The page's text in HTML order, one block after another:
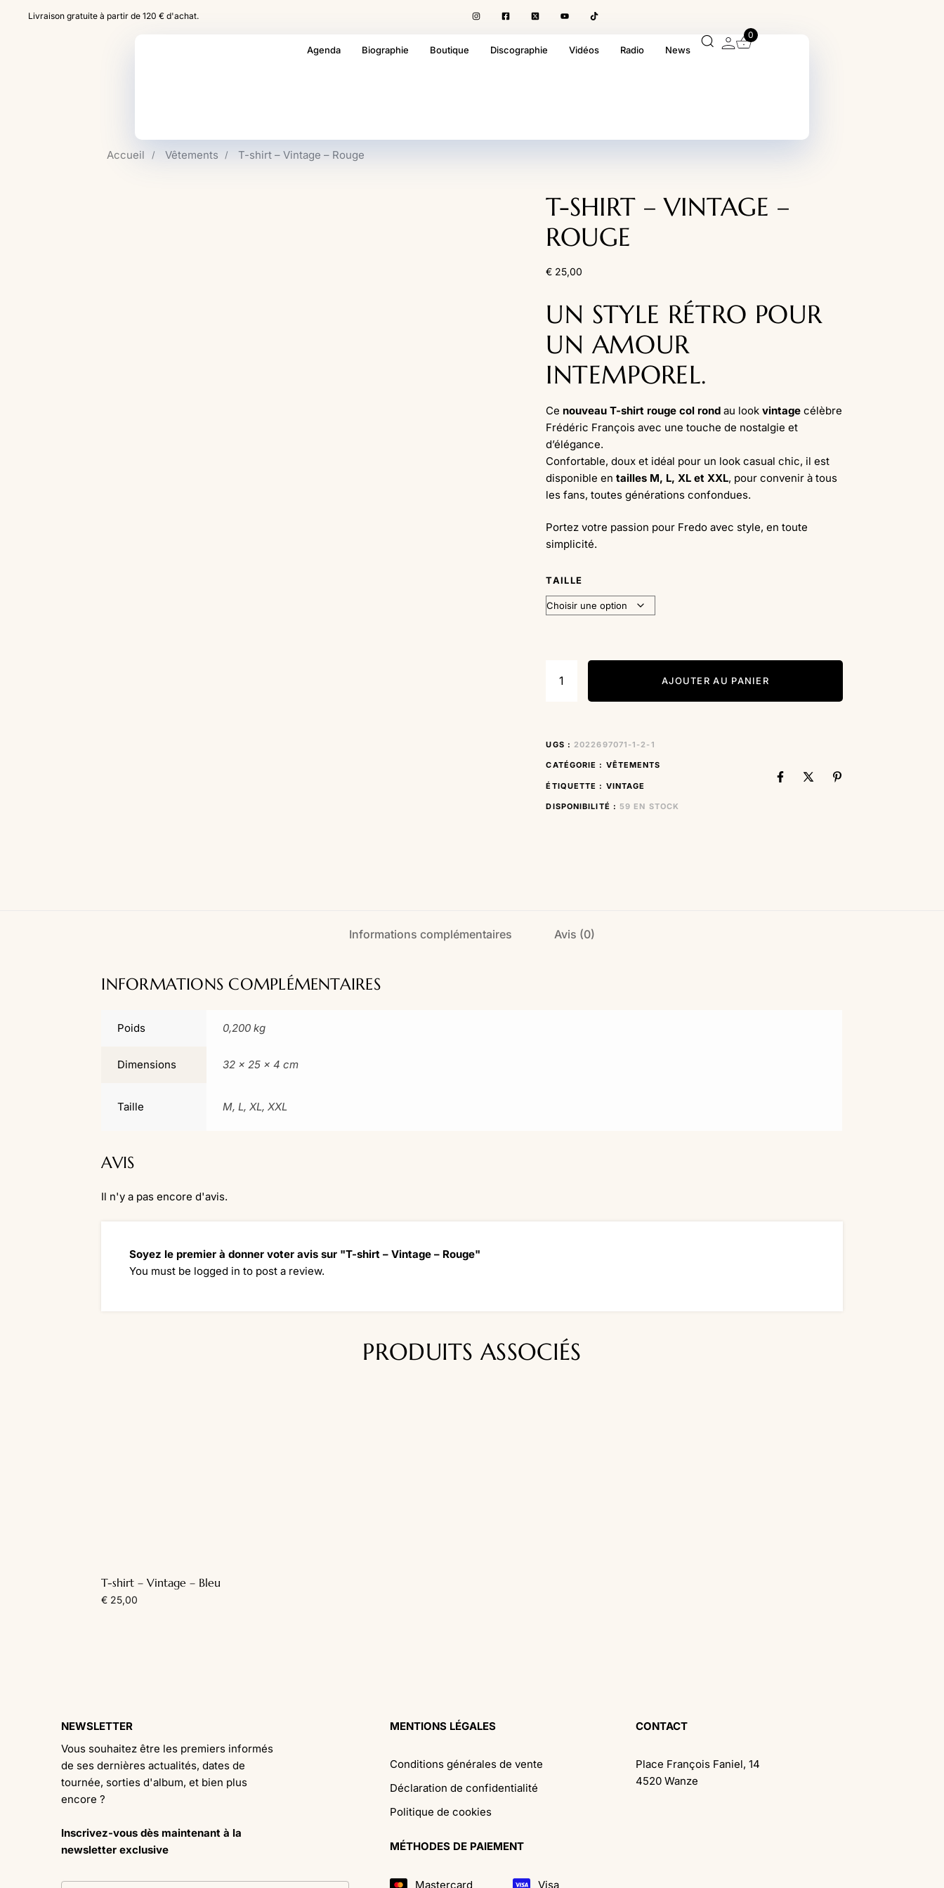
Livraison gratuite à partir de 120 € d'achat.
Agenda Biographie Boutique Discographie Vidéos Radio News
0
Accueil Vêtements T-shirt – Vintage – Rouge
T-SHIRT – VINTAGE –
ROUGE
€ 25,00
UN STYLE RÉTRO POUR
UN AMOUR
INTEMPOREL.
Ce nouveau T-shirt rouge col rond au lookvintage célèbre
Frédéric François avec une touche de nostalgie et
d’élégance.
Confortable, doux et idéal pour un look casual chic, il est
disponible entailles M, L, XL et XXL, pour convenir à tous
les fans, toutes générations confondues.
Portez votre passion pour Fredo avec style, en toute
simplicité.
TAILLE
AJOUTER AU PANIER
UGS :2022697071-1-2-1
CATÉGORIE : VÊTEMENTS
ÉTIQUETTE : VINTAGE
DISPONIBILITÉ :59 EN STOCK
Informations complémentaires Avis (0)
INFORMATIONS COMPLÉMENTAIRES
Poids 0,200 kg
Dimensions 32 × 25 × 4 cm
Taille M, L, XL, XXL
AVIS
Il n'y a pas encore d'avis.
Soyez le premier à donner voter avis sur "T-shirt – Vintage – Rouge"
You must be logged in to post a review.
PRODUITS ASSOCIÉS
T-shirt – Vintage – Bleu
€ 25,00
NEWSLETTER
Vous souhaitez être les premiers informés
de ses dernières actualités, dates de
tournée, sorties d'album, et bien plus
encore ?
Inscrivez-vous dès maintenant à la
newsletter exclusive
MENTIONS LÉGALES
Conditions générales de vente
Déclaration de confidentialité
Politique de cookies
MÉTHODES DE PAIEMENT
Mastercard
Visa
CONTACT
Place François Faniel, 14
4520 Wanze